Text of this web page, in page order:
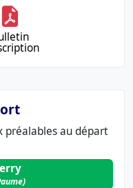
préalables au départ